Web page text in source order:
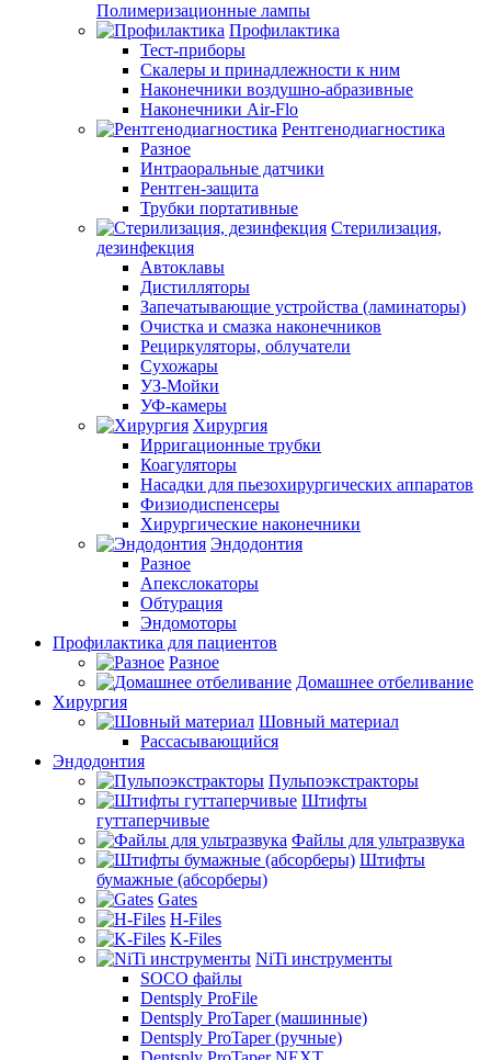
Полимеризационные лампы
Профилактика
Тест-приборы
Скалеры и принадлежности к ним
Наконечники воздушно-абразивные
Наконечники Air-Flo
Рентгенодиагностика
Разное
Интраоральные датчики
Рентген-защита
Трубки портативные
Стерилизация,
дезинфекция
Автоклавы
Дистилляторы
Запечатывающие устройства (ламинаторы)
Очистка и смазка наконечников
Рециркуляторы, облучатели
Сухожары
УЗ-Мойки
УФ-камеры
Хирургия
Ирригационные трубки
Коагуляторы
Насадки для пьезохирургических аппаратов
Физиодиспенсеры
Хирургические наконечники
Эндодонтия
Разное
Апекслокаторы
Обтурация
Эндомоторы
Профилактика для пациентов
Разное
Домашнее отбеливание
Хирургия
Шовный материал
Рассасывающийся
Эндодонтия
Пульпоэкстракторы
Штифты
гуттаперчивые
Файлы для ультразвука
Штифты
бумажные (абсорберы)
Gates
H-Files
K-Files
NiTi инструменты
SOCO файлы
Dentsply ProFile
Dentsply ProTaper (машинные)
Dentsply ProTaper (ручные)